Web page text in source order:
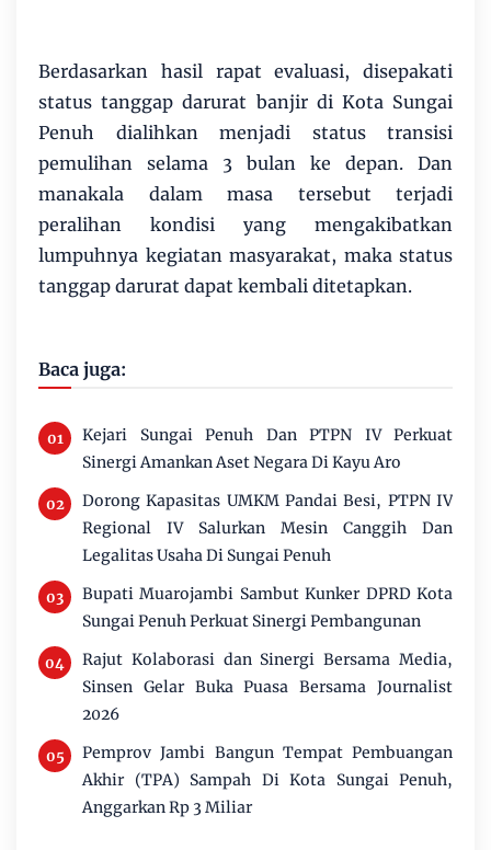
Berdasarkan hasil rapat evaluasi, disepakati
status tanggap darurat banjir di Kota Sungai
Penuh dialihkan menjadi status transisi
pemulihan selama 3 bulan ke depan. Dan
manakala dalam masa tersebut terjadi
peralihan kondisi yang mengakibatkan
lumpuhnya kegiatan masyarakat, maka status
tanggap darurat dapat kembali ditetapkan.
Baca juga:
Kejari Sungai Penuh Dan PTPN IV Perkuat
Sinergi Amankan Aset Negara Di Kayu Aro
Dorong Kapasitas UMKM Pandai Besi, PTPN IV
Regional IV Salurkan Mesin Canggih Dan
Legalitas Usaha Di Sungai Penuh
Bupati Muarojambi Sambut Kunker DPRD Kota
Sungai Penuh Perkuat Sinergi Pembangunan
Rajut Kolaborasi dan Sinergi Bersama Media,
Sinsen Gelar Buka Puasa Bersama Journalist
2026
Pemprov Jambi Bangun Tempat Pembuangan
Akhir (TPA) Sampah Di Kota Sungai Penuh,
Anggarkan Rp 3 Miliar